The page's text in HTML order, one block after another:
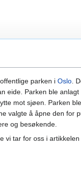
parken i Oslo.
eide. Parken ble
mot sjøen. Parken
valgte å åpne den for
og besøkende.
vi tar for oss i artikkelen